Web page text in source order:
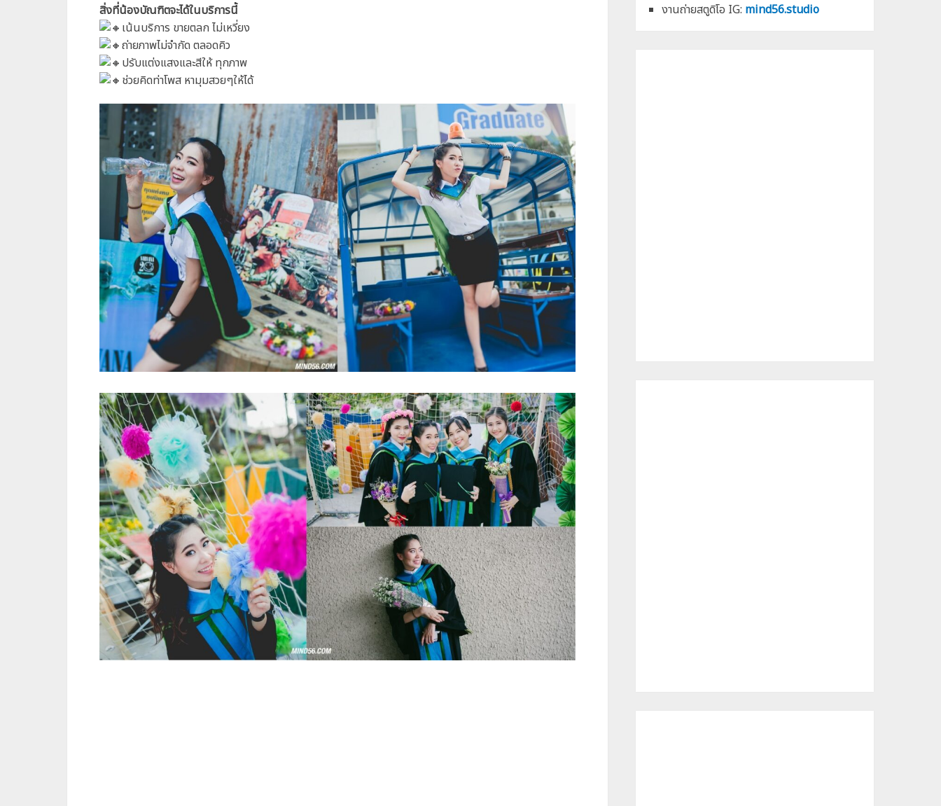
สิ่งที่น้องบัณฑิตจะได้ในบริการนี้
เน้นบริการ ขายตลก ไม่เหวี่ยง
ถ่ายภาพไม่จำกัด ตลอดคิว
ปรับแต่งแสงและสีให้ ทุกภาพ
ช่วยคิดท่าโพส หามุมสวยๆให้ได้
งานถ่ายสตูดิโอ IG: mind56.studio